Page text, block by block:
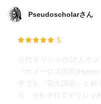
Pseudoscholarさん
5
古代ギリシャの詩人ホ
『ホメーロス讃歌
中でも「四大讃歌」と
り、それぞれでギリシャ